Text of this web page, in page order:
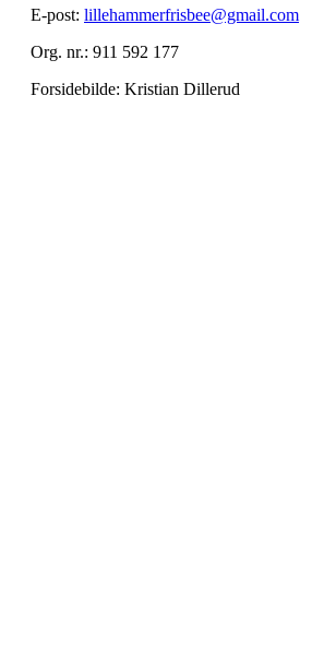
E-post: lillehammerfrisbee@gmail.com
Org. nr.: 911 592 177
Forsidebilde: Kristian Dillerud